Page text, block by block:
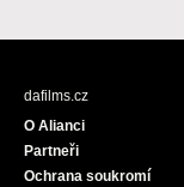
dafilms.cz
O Alianci
Partneři
Ochrana soukromí